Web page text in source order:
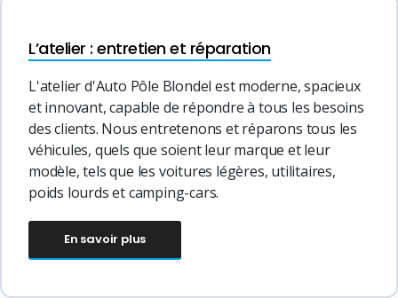
L’atelier : entretien et réparation
L'atelier d'Auto Pôle Blondel est moderne, spacieux
et innovant, capable de répondre à tous les besoins
des clients. Nous entretenons et réparons tous les
véhicules, quels que soient leur marque et leur
modèle, tels que les voitures légères, utilitaires,
poids lourds et camping-cars.
En savoir plus